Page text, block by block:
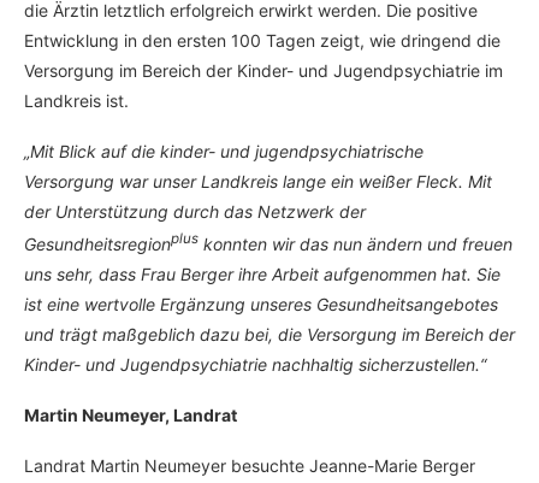
die Ärztin letztlich erfolgreich erwirkt werden. Die positive
Entwicklung in den ersten 100 Tagen zeigt, wie dringend die
Versorgung im Bereich der Kinder- und Jugendpsychiatrie im
Landkreis ist.
„Mit Blick auf die kinder- und jugendpsychiatrische
Versorgung war unser Landkreis lange ein weißer Fleck. Mit
der Unterstützung durch das Netzwerk der
Gesundheitsregionplus konnten wir das nun ändern und freuen
uns sehr, dass Frau Berger ihre Arbeit aufgenommen hat. Sie
ist eine wertvolle Ergänzung unseres Gesundheitsangebotes
und trägt maßgeblich dazu bei, die Versorgung im Bereich der
Kinder- und Jugendpsychiatrie nachhaltig sicherzustellen.“
Martin Neumeyer, Landrat
Landrat Martin Neumeyer besuchte Jeanne-Marie Berger